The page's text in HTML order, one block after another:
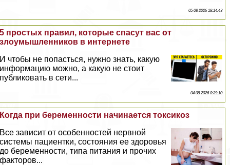
05 08 2026 18:14:43
5 простых правил, которые спасут вас от
злоумышленников в интернете
И чтобы не попасться, нужно знать, какую
информацию можно, а какую не стоит
публиковать в сети...
04 08 2026 0:39:10
Когда при беременности начинается токсикоз
Все зависит от особенностей нервной
системы пациентки, состояния ее здоровья
до беременности, типа питания и прочих
факторов...